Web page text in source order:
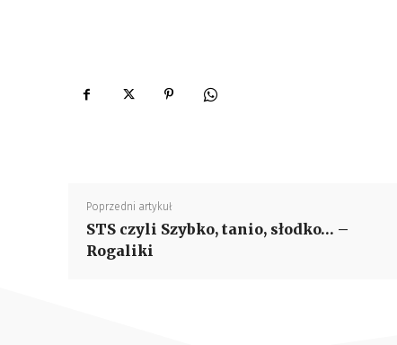
Poprzedni artykuł
STS czyli Szybko, tanio, słodko… –
Rogaliki